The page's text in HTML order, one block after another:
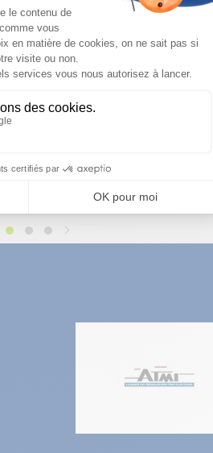
SIMILAIRES
capteur de conductivité cr-
va - jumo